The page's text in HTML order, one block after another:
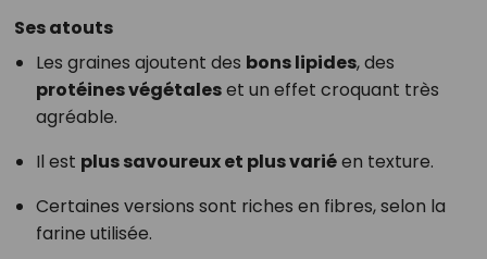
Ses atouts
Les graines ajoutent des bons lipides, des
protéines végétaleset un effet croquant très
agréable.
Il est plus savoureux et plus variéen texture.
Certaines versions sont riches en fibres, selon la
farine utilisée.